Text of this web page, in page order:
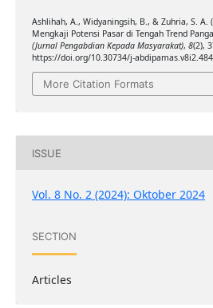
Ashlihah, A., Widyaningsih, B., & Zuhria, S. A.
Mengkaji Potensi Pasar di Tengah Trend
(Jurnal Pengabdian Kepada Masyarakat), 8(2),
https://doi.org/10.30734/j-
More Citation Formats
ISSUE
Vol. 8 No. 2 (2024): Oktober 2024
SECTION
Articles